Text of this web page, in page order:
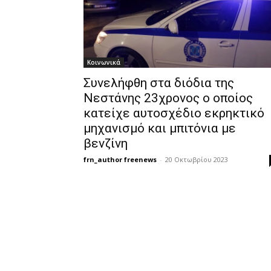
Κοινωνικά
Συνελήφθη στα διόδια της
Νεστάνης 23χρονος ο οποίος
κατείχε αυτοσχέδιο εκρηκτικό
μηχανισμό και μπιτόνια με
βενζίνη
frn_author freenews - 20 Οκτωβρίου 2023